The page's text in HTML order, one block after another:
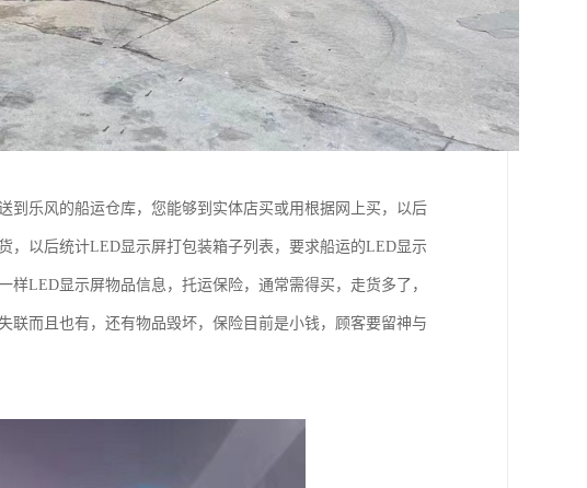
乐风的船运仓库，您能够到实体店买或用根据网上买，以后
，以后统计LED显示屏打包装箱子列表，要求船运的LED显示
LED显示屏物品信息，托运保险，通常需得买，走货多了，
而且也有，还有物品毁坏，保险目前是小钱，顾客要留神与